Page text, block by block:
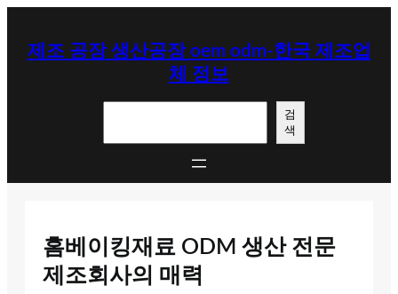
제조 공장 생산공장 oem odm-한국 제조업
체 정보
검
색
홈베이킹재료 ODM 생산 전문
제조회사의 매력